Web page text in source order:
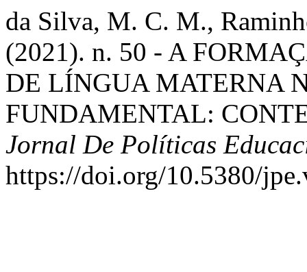
da Silva, M. C. M.,
(2021). n. 50 - A
DE LÍNGUA MATERNA
FUNDAMENTAL:
Jornal De Políticas
https://doi.org/10.5380/